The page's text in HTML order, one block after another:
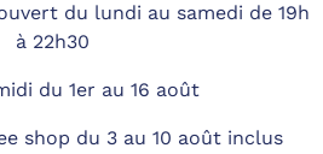
du lundi au samedi de 19h
à 22h30
du 1er au 16 août
shop du 3 au 10 août inclus